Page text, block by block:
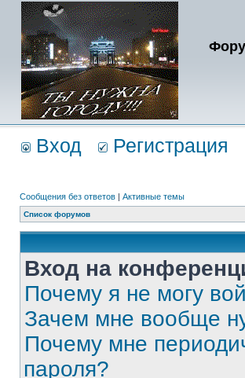
Вход Регистрация
Сообщения без ответов | Активные темы
Список форумов
Вход на
Почему я не могу
Зачем мне вообще
Почему мне
пароля?